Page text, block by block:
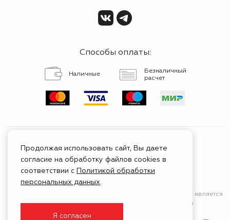
Способы оплаты:
Наличные
Безналичный
расчет
Сертифицированный
и не является
публичной афертой (положения Статьи 437 ГК РФ).
© 1999 - 2026 ГК Тойота Моторс Клуб
Продолжая использовать сайт, Вы даете
согласие на обработку файлов cookies в
соответствии с
Политикой обработки
персональных данных.
Я согласен